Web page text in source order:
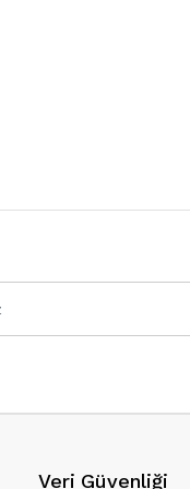
Veri Güvenliği